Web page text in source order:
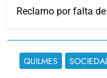
Reclamo por falta
QUILMES